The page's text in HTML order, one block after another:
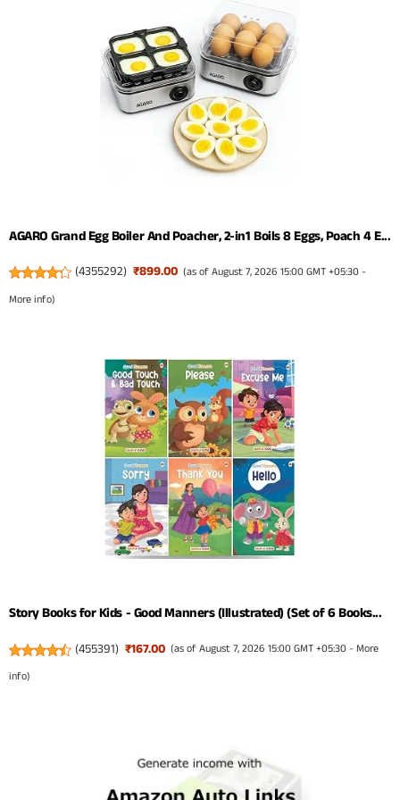
AGARO Grand Egg Boiler And Poacher, 2-in1 Boils 8 Eggs, Poach 4 E...
(4355292) ₹899.00 (as of August 7, 2026 15:00 GMT +05:30 -
More info)
Story Books for Kids - Good Manners (Illustrated) (Set of 6 Books...
(455391) ₹167.00 (as of August 7, 2026 15:00 GMT +05:30 -More
info)